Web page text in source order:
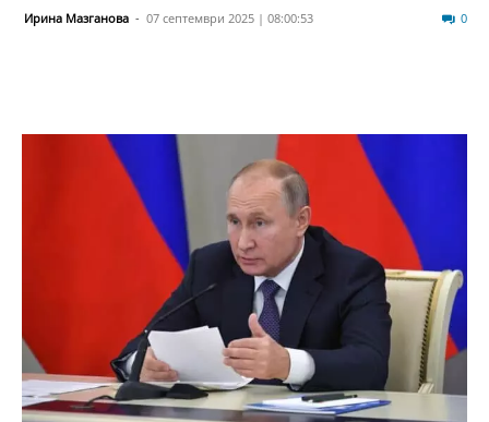
Ирина Мазганова - 07 септември 2025 | 08:00:53 0